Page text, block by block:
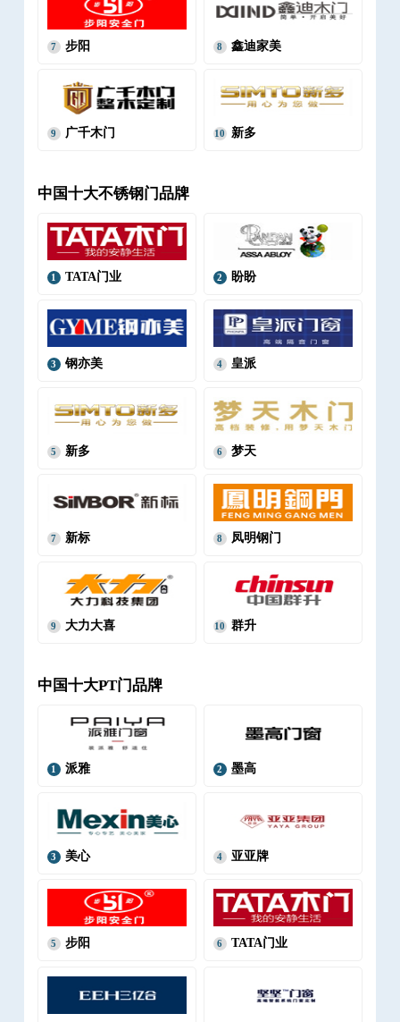
7 步阳 8 鑫迪家美
9 广千木门 10 新多
中国十大不锈钢门品牌
1 TATA门业 2 盼盼
3 钢亦美 4 皇派
5 新多 6 梦天
7 新标 8 凤明钢门
9 大力大喜 10 群升
中国十大PT门品牌
1 派雅 2 墨高
3 美心 4 亚亚牌
5 步阳 6 TATA门业